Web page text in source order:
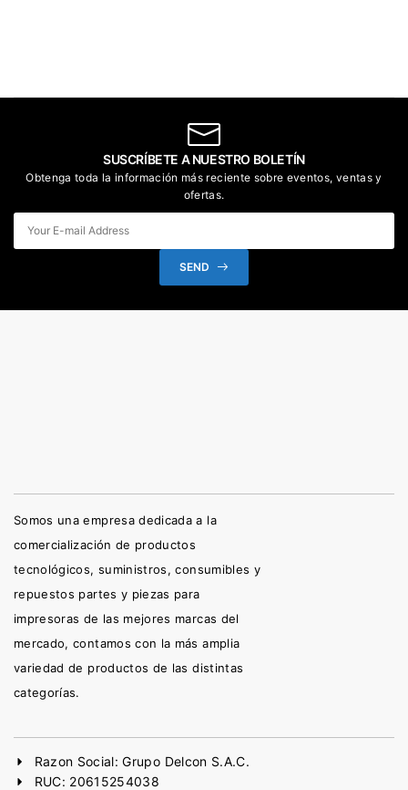
SUSCRÍBETE A NUESTRO BOLETÍN
Obtenga toda la información más reciente sobre eventos, ventas y
ofertas.
SEND
Somos una empresa dedicada a la
comercialización de productos
tecnológicos, suministros, consumibles y
repuestos partes y piezas para
impresoras de las mejores marcas del
mercado, contamos con la más amplia
variedad de productos de las distintas
categorías.
Razon Social: Grupo Delcon S.A.C.
RUC: 20615254038